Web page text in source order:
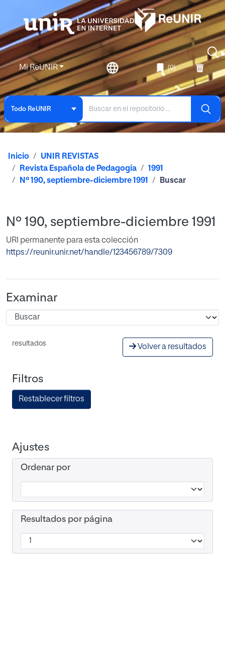
Mi ReUNIR (0)
Todo ReUNIR
Inicio
UNIR REVISTAS
Revista Española de Pedagogía
1991
Nº 190, septiembre-diciembre 1991
Buscar
Nº 190, septiembre-diciembre 1991
URI permanente para esta colección
https://reunir.unir.net/handle/123456789/7309
Examinar
resultados Volver a resultados
Filtros
Restablecer filtros
Ajustes
Ordenar por
Resultados por página